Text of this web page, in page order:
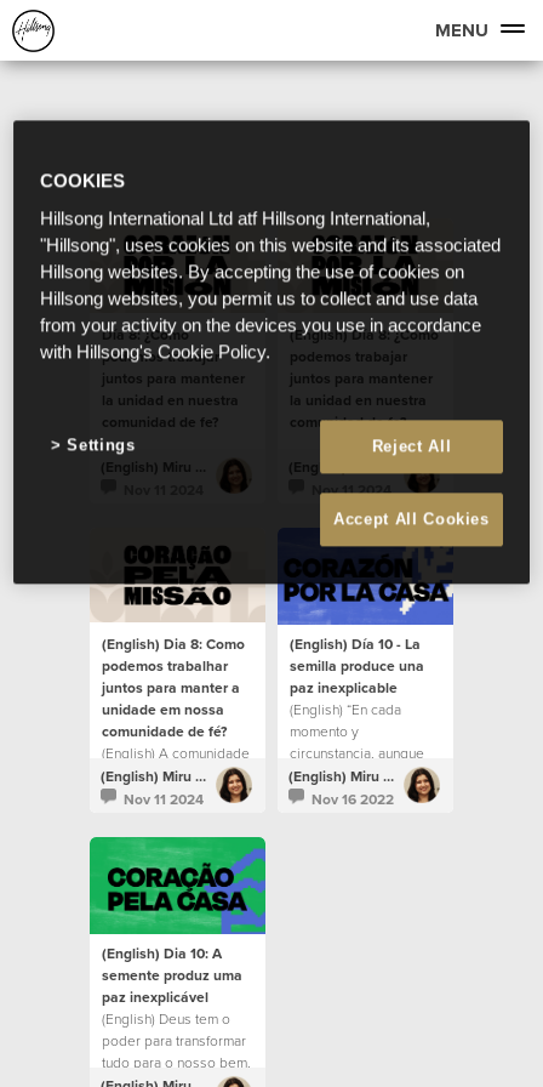
MENU
Día 8: ¿Cómo
podemos trabajar
juntos para mantener
la unidad en nuestra
comunidad de fe?
(English) Miru Lucero
(English) Día 8: ¿Cómo
podemos trabajar
juntos para mantener
la unidad en nuestra
comunidad de fe?
Nov 11 2024
(English) Dia 8: Como
podemos trabalhar
juntos para manter a
unidade em nossa
comunidade de fé?
(English) A comunidade
de fé é chamada à
unidade.
(English) Miru Lucero
Nov 11 2024
(English) Día 10 - La
semilla produce una
paz inexplicable
(English) “En cada
momento y
circunstancia, aunque
no podamos ver vida o
futuro ante nuestros
(English) Miru Lucero
Nov 16 2022
(English) Dia 10: A
semente produz uma
paz inexplicável
(English) Deus tem o
poder para transformar
tudo para o nosso bem,
COOKIES
Hillsong International Ltd atf Hillsong International,
"Hillsong", uses cookies on this website and its associated
Hillsong websites. By accepting the use of cookies on
Hillsong websites, you permit us to collect and use data
from your activity on the devices you use in accordance
with Hillsong's Cookie Policy.
Reject All
Accept All Cookies
Settings